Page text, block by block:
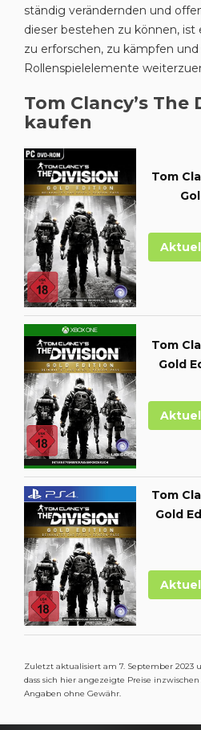
ständig verändernden und
dieser bestehen zu können, ist
zu erforschen, zu kämpfen
Rollenspielelemente
Tom Clancy’s The
kaufen
Tom
Tom
Gold
Tom
Gold
Zuletzt aktualisiert am 7. September 2023
dass sich hier angezeigte Preise
Angaben ohne Gewähr.